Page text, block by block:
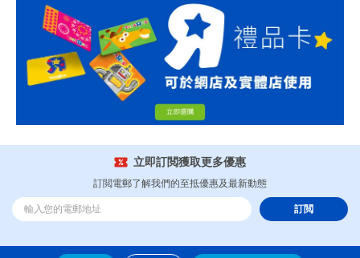
立即訂閲獲取更多優惠
訂閲電郵了解我們的至抵優惠及最新動態
訂閲